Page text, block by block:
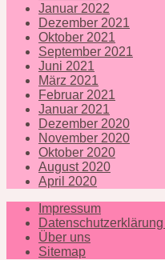
Januar 2022
Dezember 2021
Oktober 2021
September 2021
Juni 2021
März 2021
Februar 2021
Januar 2021
Dezember 2020
November 2020
Oktober 2020
August 2020
April 2020
Impressum
Über uns
Sitemap